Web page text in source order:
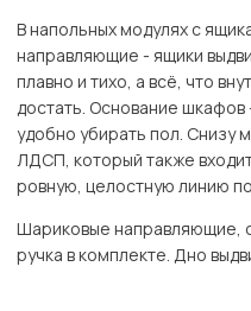
В напольных модулях с
направляющие - ящики
плавно и тихо, а всё, что
достать. Основание
удобно убирать пол. Снизу
ЛДСП, который также
ровную, целостную линию
Шариковые направляющие,
ручка в комплекте. Дно